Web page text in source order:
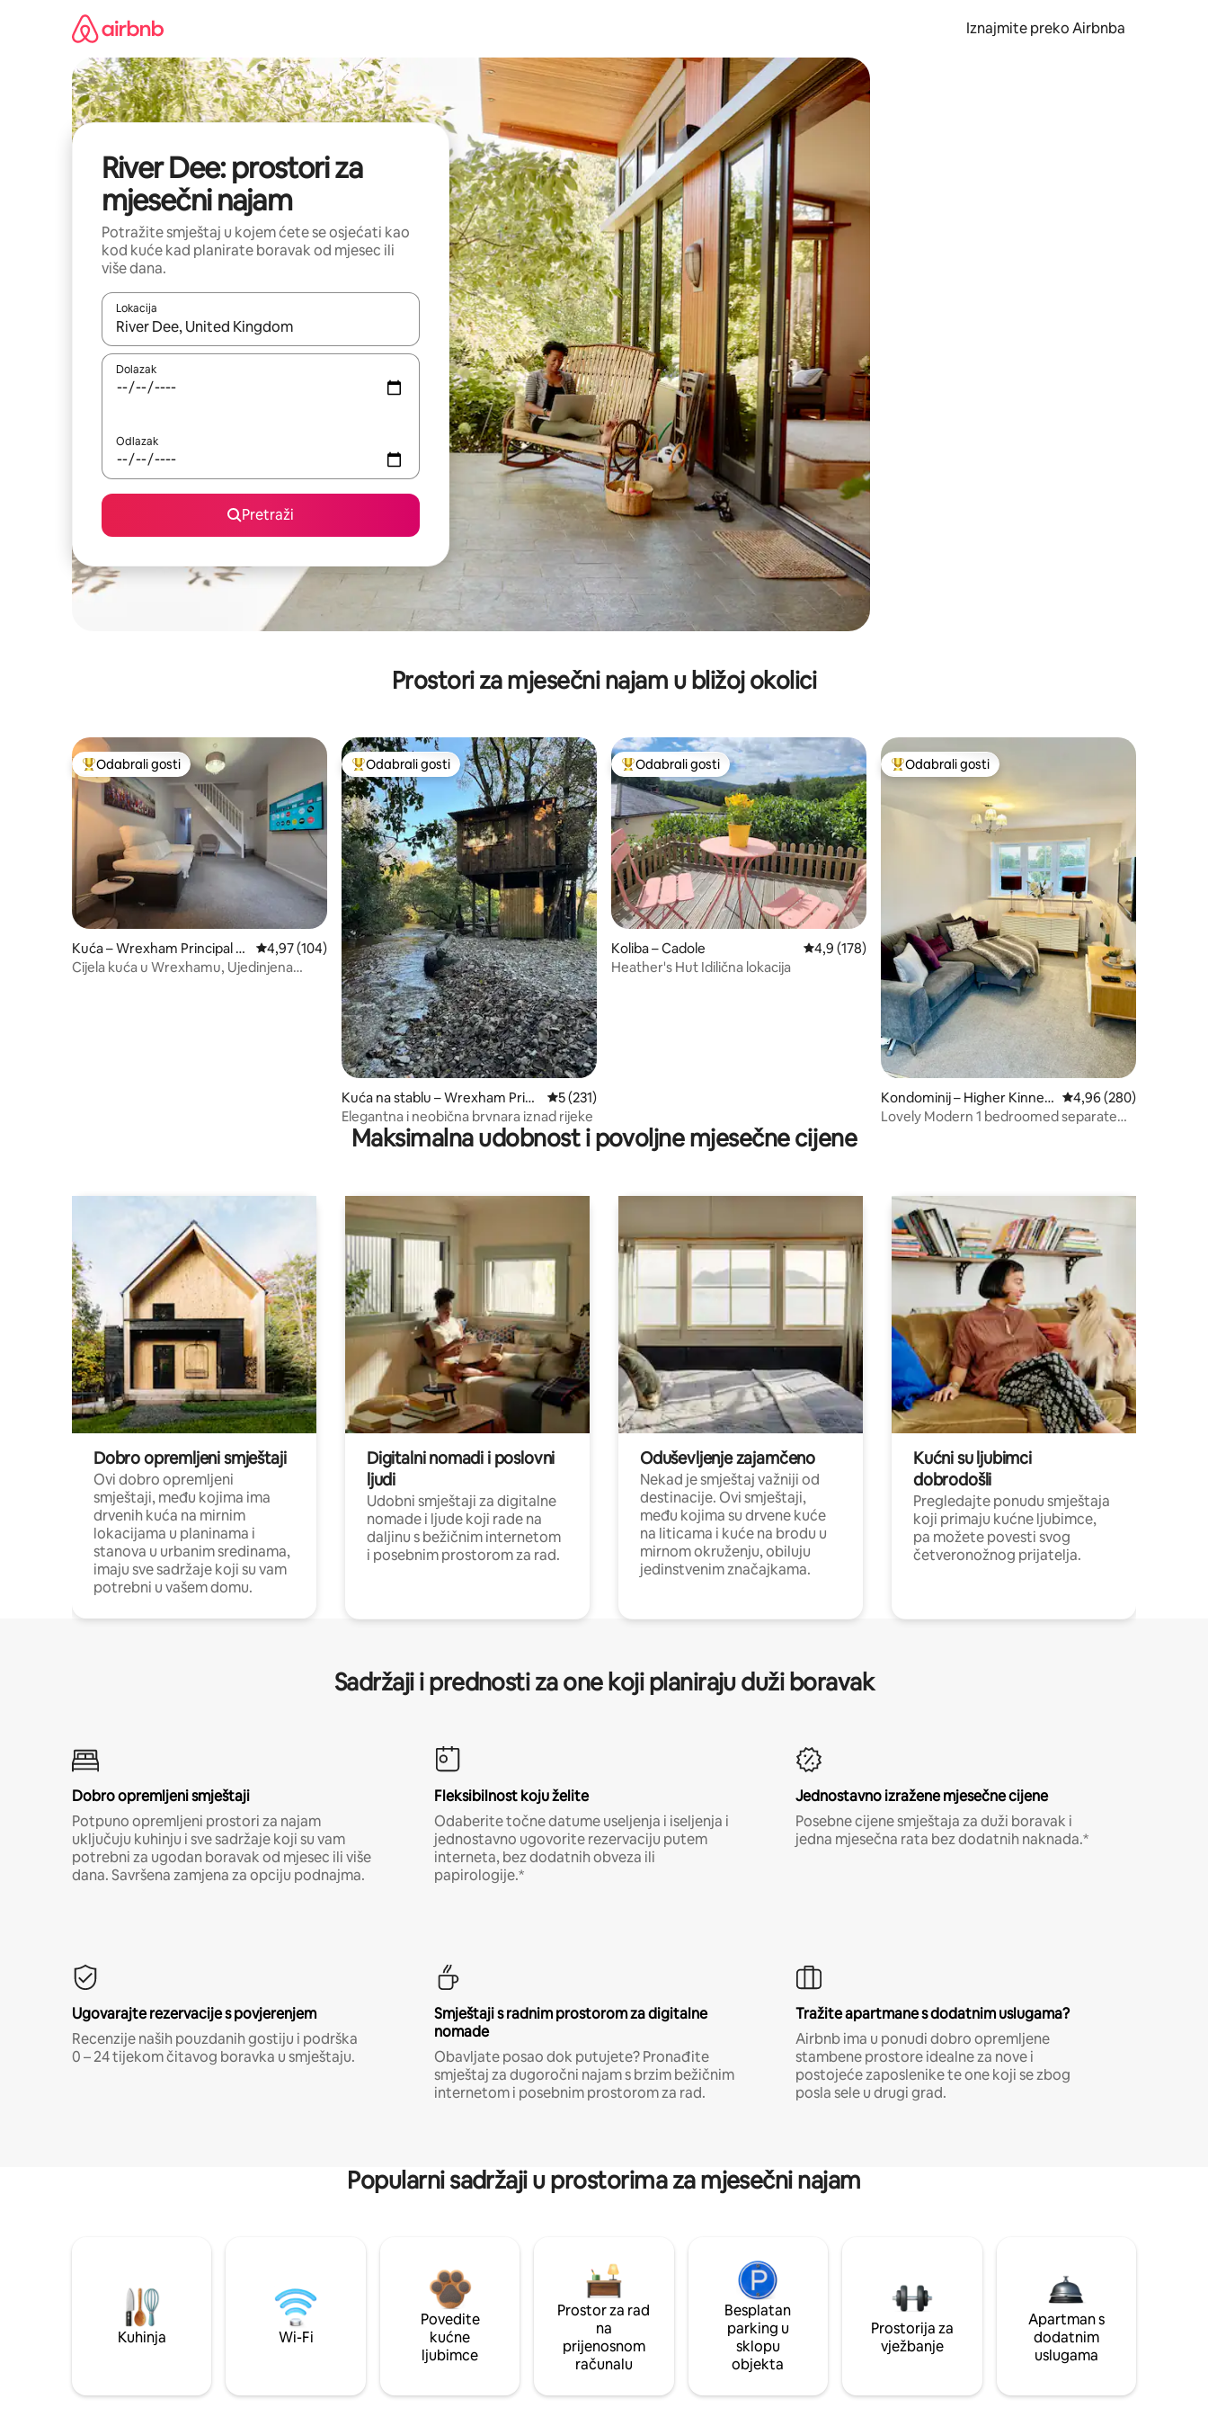
Iznajmite preko Airbnba
River Dee: prostori za
mjesečni najam
Potražite smještaj u kojem ćete se osjećati kao
kod kuće kad planirate boravak od mjesec ili
više dana.
Lokacija
Kada budu dostupni rezultati, moći ćete ih pregledati koristeći se strelicama prema gore i prema dolje, kao i dodirom ili prelaskom prstom po zaslonu.
Dolazak
Odlazak
Pretraži
Prostori za mjesečni najam u bližoj okolici
Među najviše rangiranima s oznakom „Odabrali gosti”
Odabrali gosti
Kuća – Wrexham Principal A
rea
Prosječna ocjena: 4,97/5, recenzija: 104
4,97 (104)
Cijela kuća u Wrexhamu, Ujedinjena
Među najviše rangiranima s oznakom „Odabrali gosti”
Odabrali gosti
Kuća na stablu – Wrexham Princ
ipal Area
Prosječna ocjena: 5/5, recenzija: 231
5 (231)
Elegantna i neobična brvnara iznad rijeke
Među najviše rangiranima s oznakom „Odabrali gosti”
Odabrali gosti
Koliba – Cadole Prosječna ocjena: 4,9/5, recenzija: 178
4,9 (178)
Heather's Hut Idilična lokacija
Među najviše rangiranima s oznakom „Odabrali gosti”
Odabrali gosti
Kondominij – Higher Kinnert
on
Prosječna ocjena:
4,96 (280)
Lovely Modern 1 bedroomed separate
Maksimalna udobnost i povoljne mjesečne cijene
Dobro opremljeni smještaji
Ovi dobro opremljeni
smještaji, među kojima ima
drvenih kuća na mirnim
lokacijama u planinama i
stanova u urbanim sredinama,
imaju sve sadržaje koji su vam
potrebni u vašem domu.
Digitalni nomadi i poslovni
ljudi
Udobni smještaji za digitalne
nomade i ljude koji rade na
daljinu s bežičnim internetom
i posebnim prostorom za rad.
Oduševljenje zajamčeno
Nekad je smještaj važniji od
destinacije. Ovi smještaji,
među kojima su drvene kuće
na liticama i kuće na brodu u
mirnom okruženju, obiluju
jedinstvenim značajkama.
Kućni su ljubimci
dobrodošli
Pregledajte ponudu smještaja
koji primaju kućne ljubimce,
pa možete povesti svog
četveronožnog prijatelja.
Sadržaji i prednosti za one koji planiraju duži boravak
Dobro opremljeni smještaji
Potpuno opremljeni prostori za najam
uključuju kuhinju i sve sadržaje koji su vam
potrebni za ugodan boravak od mjesec ili više
dana. Savršena zamjena za opciju podnajma.
Fleksibilnost koju želite
Odaberite točne datume useljenja i iseljenja i
jednostavno ugovorite rezervaciju putem
interneta, bez dodatnih obveza ili
papirologije.*
Jednostavno izražene mjesečne cijene
Posebne cijene smještaja za duži boravak i
jedna mjesečna rata bez dodatnih naknada.*
Ugovarajte rezervacije s povjerenjem
Recenzije naših pouzdanih gostiju i podrška
0 – 24 tijekom čitavog boravka u smještaju.
Smještaji s radnim prostorom za digitalne
nomade
Obavljate posao dok putujete? Pronađite
smještaj za dugoročni najam s brzim bežičnim
internetom i posebnim prostorom za rad.
Tražite apartmane s dodatnim uslugama?
Airbnb ima u ponudi dobro opremljene
stambene prostore idealne za nove i
postojeće zaposlenike te one koji se zbog
posla sele u drugi grad.
Popularni sadržaji u prostorima za mjesečni najam
Kuhinja Wi-Fi
Povedite
kućne
ljubimce
Prostor za rad
na
prijenosnom
računalu
Besplatan
parking u
sklopu
objekta
Prostorija za
vježbanje
Apartman s
dodatnim
uslugama